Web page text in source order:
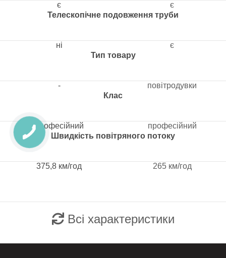
Телескопічне подовження труби
Тип товару
Клас
Швидкість повітряного потоку
є
ні
-
професійний
375,8 км/год
є
є
повітродувки
професійний
265 км/год
Всі характеристики